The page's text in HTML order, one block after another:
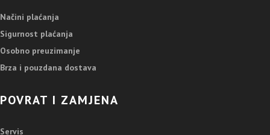
Načini plaćanja
Sigurnost plaćanja
Osobno preuzimanje
Brza i pouzdana dostava
POVRAT I ZAMJENA
Servis